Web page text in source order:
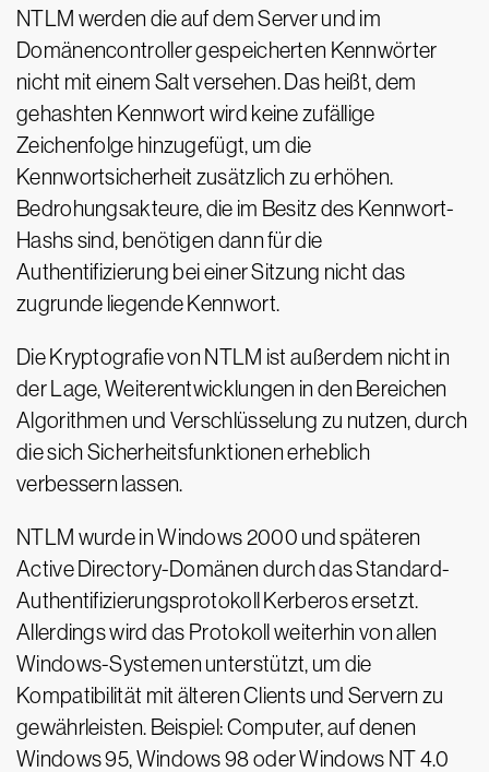
NTLM werden die auf dem Server und im
Domänencontroller gespeicherten Kennwörter
nicht mit einem Salt versehen. Das heißt, dem
gehashten Kennwort wird keine zufällige
Zeichenfolge hinzugefügt, um die
Kennwortsicherheit zusätzlich zu erhöhen.
Bedrohungsakteure, die im Besitz des Kennwort-
Hashs sind, benötigen dann für die
Authentifizierung bei einer Sitzung nicht das
zugrunde liegende Kennwort.
Die Kryptografie von NTLM ist außerdem nicht in
der Lage, Weiterentwicklungen in den Bereichen
Algorithmen und Verschlüsselung zu nutzen, durch
die sich Sicherheitsfunktionen erheblich
verbessern lassen.
NTLM wurde in Windows 2000 und späteren
Active Directory-Domänen durch das Standard-
Authentifizierungsprotokoll Kerberos ersetzt.
Allerdings wird das Protokoll weiterhin von allen
Windows-Systemen unterstützt, um die
Kompatibilität mit älteren Clients und Servern zu
gewährleisten. Beispiel: Computer, auf denen
Windows 95, Windows 98 oder Windows NT 4.0